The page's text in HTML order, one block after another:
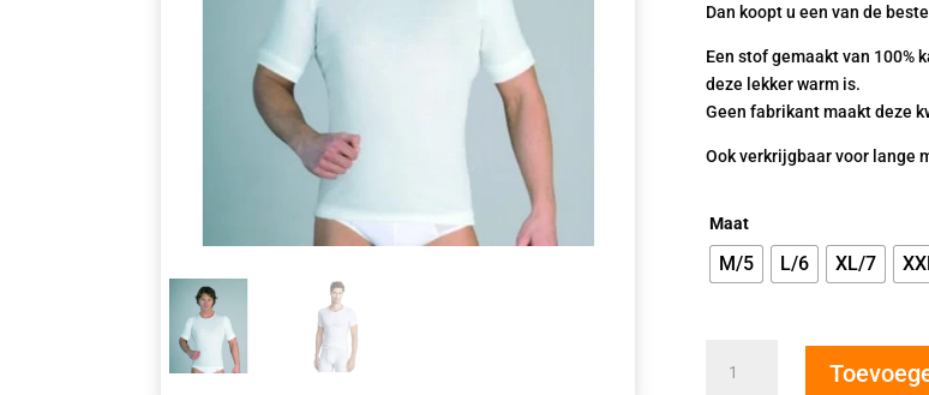
Dan koopt u een van de
Een stof gemaakt van 100%
deze lekker warm is.
Geen fabrikant maakt deze
Ook verkrijgbaar voor lange
Maat
M/5 L/6 XL/7